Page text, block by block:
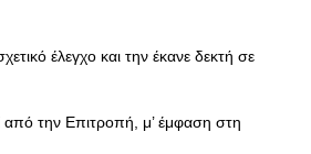
έλεγχο και την έκανε δεκτή σε
από την Επιτροπή, μ’ έμφαση στη